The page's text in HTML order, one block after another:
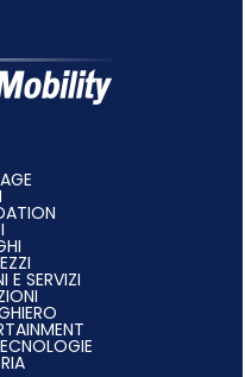
E SERVIZI